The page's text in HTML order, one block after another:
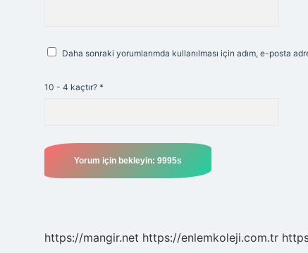
Daha sonraki yorumlarımda kullanılması için adım, e-posta
10 - 4 kaçtır? *
https://mangir.net https://enlemkoleji.com.tr